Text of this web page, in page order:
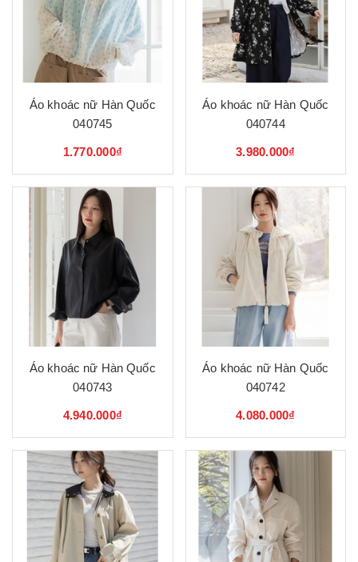
Áo khoác nữ Hàn Quốc
040745
1.770.000₫
Áo khoác nữ Hàn Quốc
040744
3.980.000₫
Áo khoác nữ Hàn Quốc
040743
4.940.000₫
Áo khoác nữ Hàn Quốc
040742
4.080.000₫